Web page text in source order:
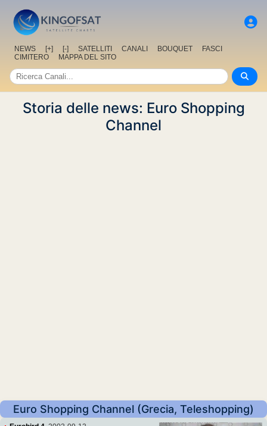
NEWS [+] [-] SATELLITI CANALI BOUQUET
FASCI
CIMITERO
MAPPA DEL SITO
Storia delle news: Euro Shopping
Channel
Euro Shopping Channel (Grecia, Teleshopping)